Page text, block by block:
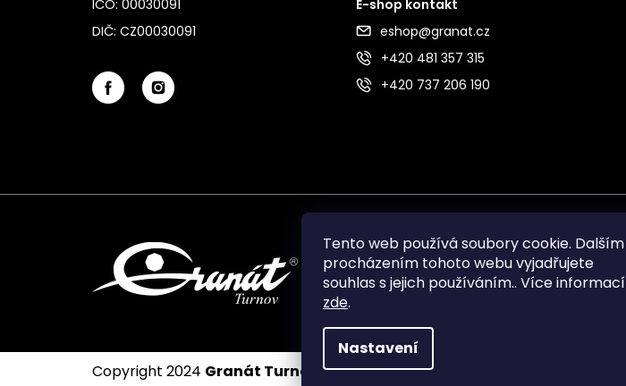
Tento web používá soubory cookie. Dalším
procházením tohoto webu vyjadřujete
souhlas s jejich používáním.. Více informací
zde.
Nastavení
IČO: 00030091
DIČ: CZ00030091
E-shop kontakt
eshop@granat.cz
+420 481 357 315
+420 737 206 190
Copyright 2024 Granát Turnov . Všechna práva vyhrazena.